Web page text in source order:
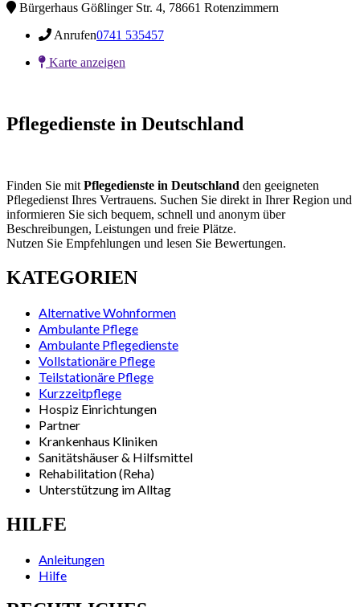
Bürgerhaus Gößlinger Str. 4, 78661 Rotenzimmern
Anrufen0741 535457
Karte anzeigen
Pflegedienste in Deutschland
Finden Sie mit Pflegedienste in Deutschland den geeigneten
Pflegedienst Ihres Vertrauens. Suchen Sie direkt in Ihrer Region und
informieren Sie sich bequem, schnell und anonym über
Beschreibungen, Leistungen und freie Plätze.
Nutzen Sie Empfehlungen und lesen Sie Bewertungen.
KATEGORIEN
Alternative Wohnformen
Ambulante Pflege
Ambulante Pflegedienste
Vollstationäre Pflege
Teilstationäre Pflege
Kurzzeitpflege
Hospiz Einrichtungen
Partner
Krankenhaus Kliniken
Sanitätshäuser & Hilfsmittel
Rehabilitation (Reha)
Unterstützung im Alltag
HILFE
Anleitungen
Hilfe